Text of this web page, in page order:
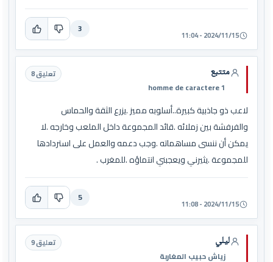
2024/11/15 - 11:04
3
متتبع
1 homme de caractere
تعليق 8
لاعب ذو جاذبية كبيرة..أسلوبه مميز .يزرع الثقة والحماس
والفرفشة بين زملائه .قائد المجموعة داخل الملعب وخارجه .لا
يمكن أن ننسى مساهماته .وجب دعمه والعمل على استردادها
للمجموعة .يثيرني ويعجبني انتماؤه .للمغرب .
2024/11/15 - 11:08
5
ليلي
زياش حبيب المغاربة
تعليق 9